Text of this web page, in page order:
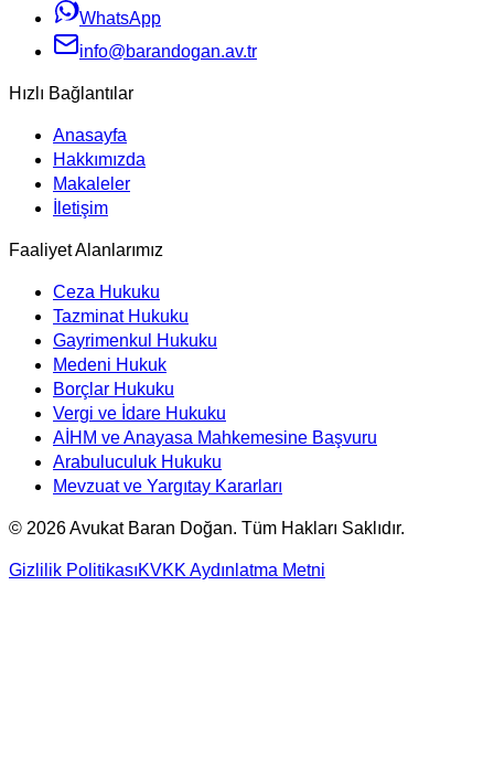
WhatsApp
info@barandogan.av.tr
Hızlı Bağlantılar
Anasayfa
Hakkımızda
Makaleler
İletişim
Faaliyet Alanlarımız
Ceza Hukuku
Tazminat Hukuku
Gayrimenkul Hukuku
Medeni Hukuk
Borçlar Hukuku
Vergi ve İdare Hukuku
AİHM ve Anayasa Mahkemesine Başvuru
Arabuluculuk Hukuku
Mevzuat ve Yargıtay Kararları
© 2026Avukat Baran Doğan. Tüm Hakları Saklıdır.
Gizlilik PolitikasıKVKK Aydınlatma Metni